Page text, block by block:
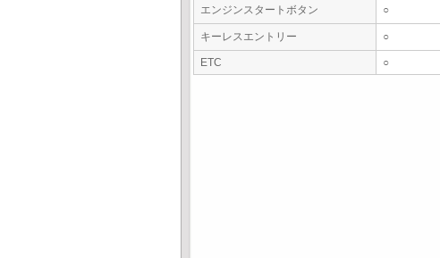
エンジンスタートボタン ○
キーレスエントリー ○
ETC ○